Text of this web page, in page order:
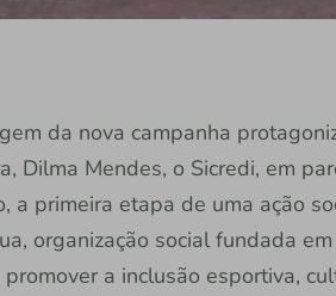
da nova campanha
Dilma Mendes, o Sicredi, em
a primeira etapa de uma ação
organização social fundada
a inclusão esportiva,